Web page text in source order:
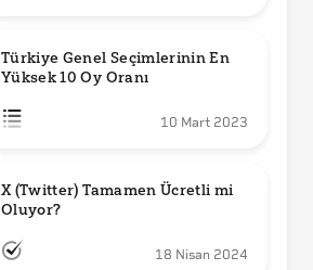
Türkiye Genel Seçimlerinin En
Yüksek 10 Oy Oranı
10 Mart 2023
X (Twitter) Tamamen Ücretli mi
Oluyor?
18 Nisan 2024